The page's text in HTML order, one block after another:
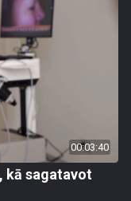
00:03:40
kā sagatavot